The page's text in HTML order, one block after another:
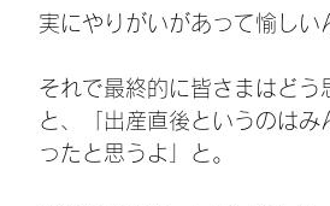
実にやりがいがあって愉しい
それで最終的に皆さまはどう
と、「出産直後というのは
ったと思うよ」と。